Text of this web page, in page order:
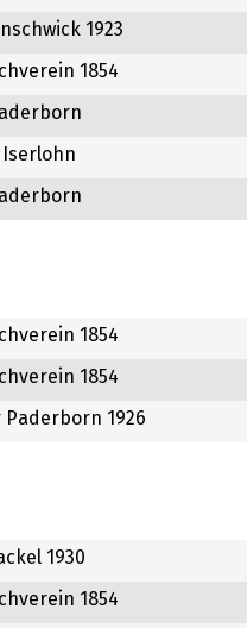
1923
1854
Iserlohn
1854
1854
1926
1930
1854